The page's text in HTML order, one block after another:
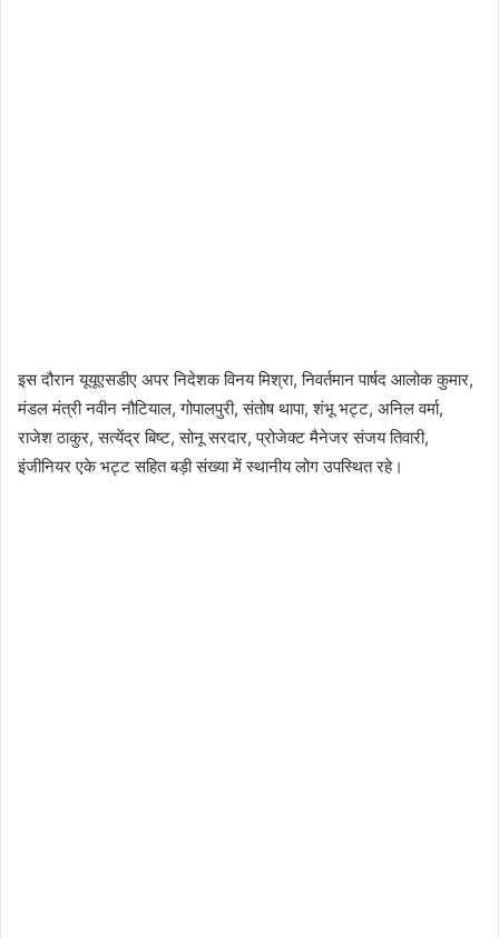
इस दौरान यूयूएसडीए अपर निदेशक विनय मिश्रा, निवर्तमान पार्षद आलोक कुमार,
मंडल मंत्री नवीन नौटियाल, गोपालपुरी, संतोष थापा, शंभू भट्ट, अनिल वर्मा,
राजेश ठाकुर, सत्येंद्र बिष्ट, सोनू सरदार, प्रोजेक्ट मैनेजर संजय तिवारी,
इंजीनियर एके भट्ट सहित बड़ी संख्या में स्थानीय लोग उपस्थित रहे।